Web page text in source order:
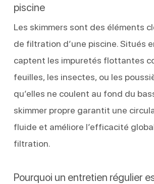
piscine
Les skimmers sont des éléments
de filtration d’une piscine. Situés
captent les impuretés flottantes
feuilles, les insectes, ou les
qu’elles ne coulent au fond du
skimmer propre garantit une
fluide et améliore l’efficacité
filtration.
Pourquoi un entretien régulier